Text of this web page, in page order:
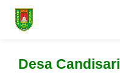
Desa Candisari